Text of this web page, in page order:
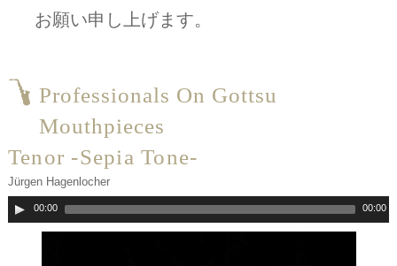
お願い申し上げます。
Professionals On Gottsu
Mouthpieces
Tenor -Sepia Tone-
Jürgen Hagenlocher
00:00 00:00